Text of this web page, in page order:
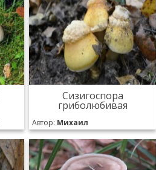
Сизигоспора
гриболюбивая
Автор: Михаил